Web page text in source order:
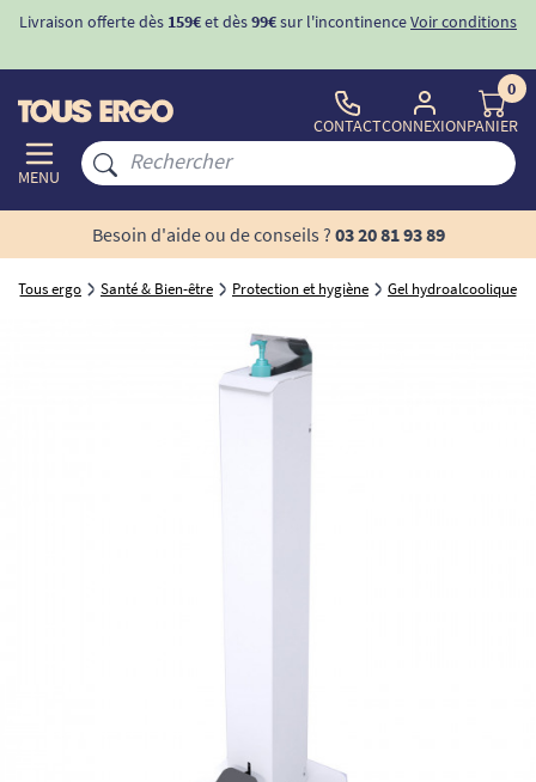
Livraison offerte dès 159€et dès99€sur l'incontinenceVoir conditions
MENU
CONTACTCONNEXION
0
PANIER
Besoin d'aide ou de conseils ? 03 20 81 93 89
Tous ergo Santé & Bien-être Protection et hygiène Gel hydroalcoolique